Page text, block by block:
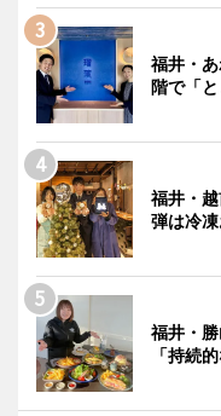
福井・
階で「
福井・
弾は冷
福井・
「持続